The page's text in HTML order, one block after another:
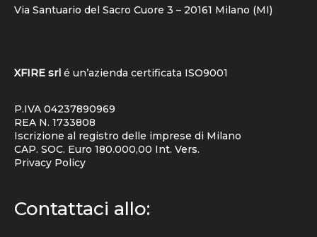
Via Santuario del Sacro Cuore 3 – 20161 Milano (MI)
XFIRE srl é un’azienda certificata ISO9001
P.IVA 04237890969
REA N. 1733808
Iscrizione al registro delle imprese di Milano
CAP. SOC. Euro 180.000,00 Int. Vers.
Privacy Policy
Contattaci allo: